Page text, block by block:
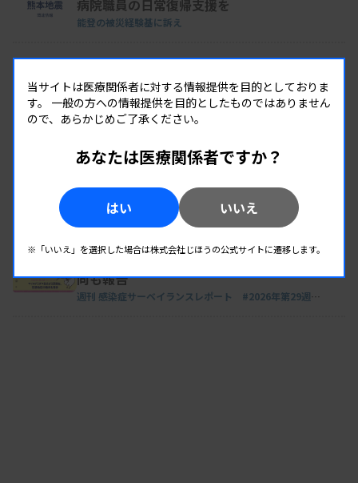
すが、ISO 15189のJISは現時点でこうした表示制度
質保証に取り組む施設拡大に貢献
原案作成委員長の宮地氏は、ISO 15189のJIS化の意
関係者の相互理解が進む。臨床検査サービスの品質
の改善に寄与することができる」との見方を示して
います。
病院職員の日常復帰支援を
能登の被災経験基に訴え
トレンド2026.08.05 05:10
酷暑の避難、なお8千人 1万棟被害、熊本40
度
激甚災害指定へ、首相方針
トレンド2026.08.04 05:00
医療機関、被災80か所超 熊本地震で断水、
停電
診療不可「命に関わる」
トレンド 2026.08.03 06:10
向も報告
週刊 感染症サーベイランスレポート #2026年第29週
当サイトは医療関係者に対する情報提供を目的としておりま
す。 一般の方への情報提供を目的としたものではありません
ので、あらかじめご了承ください。
あなたは医療関係者ですか？
はい いいえ
※「いいえ」を選択した場合は株式会社じほうの公式サイトに遷移します。